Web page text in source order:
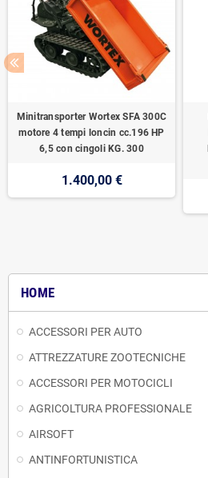
HOME
ACCESSORI PER AUTO
ATTREZZATURE ZOOTECNICHE
ACCESSORI PER MOTOCICLI
AGRICOLTURA PROFESSIONALE
AIRSOFT
ANTINFORTUNISTICA
Minitransporter Wortex SFA 300C
motore 4 tempi loncin cc.196 HP
6,5 con cingoli KG. 300
1.400,00 €